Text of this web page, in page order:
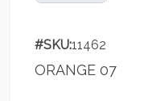
#SKU:11462
ORANGE 07